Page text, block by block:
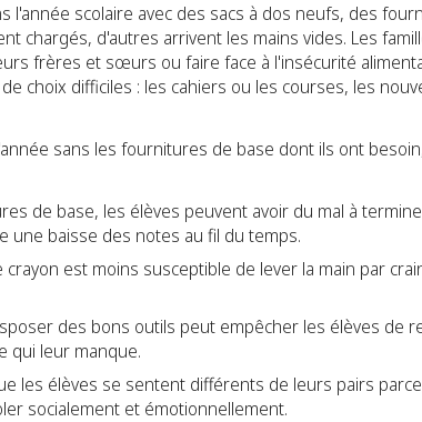
l'année scolaire avec des sacs à dos neufs, des
chargés, d'autres arrivent les mains vides. Les
frères et sœurs ou faire face à l'insécurité
choix difficiles : les cahiers ou les courses, les
sans les fournitures de base dont ils ont
de base, les élèves peuvent avoir du mal à
une baisse des notes au fil du temps.
crayon est moins susceptible de lever la main par
des bons outils peut empêcher les élèves de
qui leur manque.
les élèves se sentent différents de leurs pairs
socialement et émotionnellement.